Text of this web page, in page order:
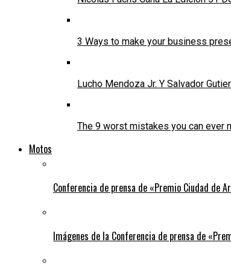
3 Ways to make your business
Lucho Mendoza Jr. Y Salvador
The 9 worst mistakes you can ever
Motos
Conferencia de prensa de «Premio Ciudad de
Imágenes de la Conferencia de prensa de